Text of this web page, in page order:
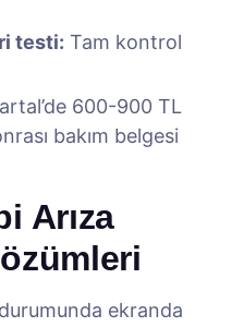
testi: Tam kontrol
600-900 TL
bakım belgesi
Arıza
ekranda